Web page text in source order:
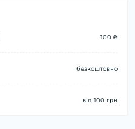
100 ₴
безкоштовно
від 100 грн